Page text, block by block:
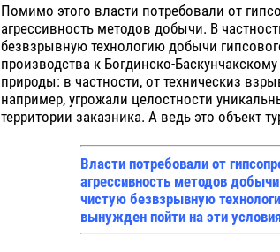
Помимо этого власти потребовали от
агрессивность методов добычи. В
безвзрывную технологию добычи
производства к Богдинско-
природы: в частности, от техническиз
например, угрожали целостности
территории заказника. А ведь это объект
Власти потребовали от
агрессивность методов
чистую безвзрывную
вынужден пойти на эти